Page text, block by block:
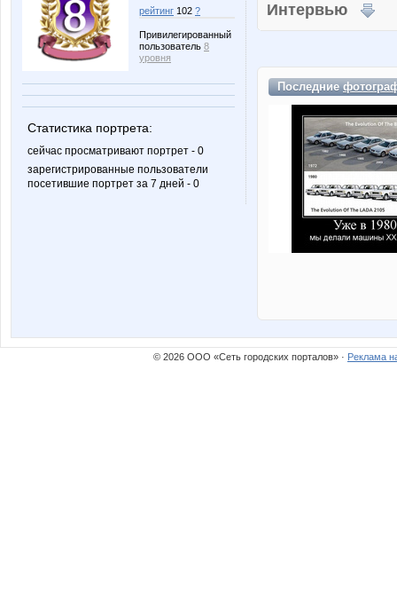
рейтинг 102 ?
Привилегированный
пользователь 8
уровня
Статистика портрета:
сейчас просматривают портрет - 0
зарегистрированные пользователи
посетившие портрет за 7 дней - 0
Интервью
Последние
© 2026 ООО «Сеть городских порталов» · Реклама